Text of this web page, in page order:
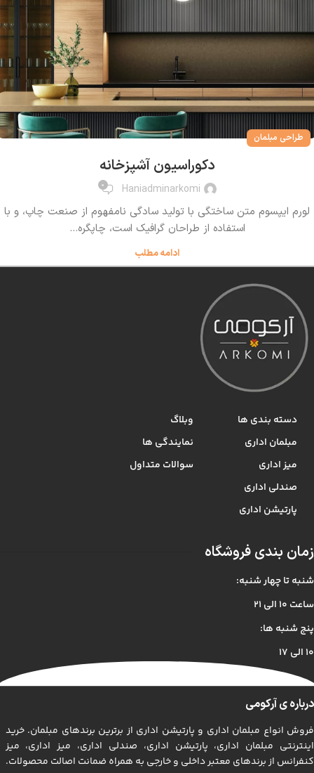
طراحی مبلمان
دکوراسیون آشپزخانه
Haniadminarkomi
0
لورم ایپسوم متن ساختگی با تولید سادگی نامفهوم از صنعت چاپ، و با
استفاده از طراحان گرافیک است، چاپگره...
ادامه مطلب
دسته بندی ها
مبلمان اداری
میز اداری
صندلی اداری
پارتیشن اداری
وبلاگ
نمایندگی ها
سوالات متداول
زمان بندی فروشگاه
شنبه تا چهار شنبه:
ساعت ۱۰ الی ۲۱
پنج شنبه ها:
۱۰ الی ۱۷
درباره ی آرکومی
فروش انواع مبلمان اداری و پارتیشن اداری از برترین برندهای مبلمان. خرید
اینترنتی مبلمان اداری، پارتیشن اداری، صندلی اداری، میز اداری، میز
کنفرانس از برندهای معتبر داخلی و خارجی به همراه ضمانت اصالت محصولات.